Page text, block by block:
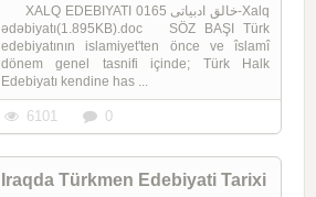
XALQ EDEBIYATI خالق ادبیاتی 0165-Xalq
ədəbiyatı(1.895KB).doc SÖZ BAŞI Türk
edebiyatının islamiyet'ten önce ve îslamî
dönem genel tasnifi içinde; Türk Halk
Edebiyatı kendine has ...
6101 0
Iraqda Türkmen Edebiyati Tarixi